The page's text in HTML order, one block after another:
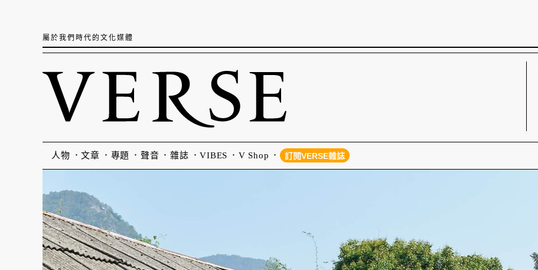
屬於我們時代的文化媒體
人物 文章 專題 聲音 雜誌 VIBES V Shop 訂閱VERSE雜誌